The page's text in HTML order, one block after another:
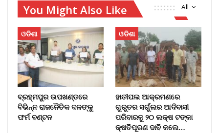
All
You Might Also Like
ଓଡିଶା
ବ୍ରହ୍ମପୁର ଉପଖଣ୍ଡରେ
ବିଭିନ୍ନ ରାଜନୈତିକ ଦଳଙ୍କୁ
ଫର୍ମ ବଣ୍ଟନ
ଓଡିଶା
ହାତୀପଲ ଆକ୍ରମଣରେ
ଗୁରୁତର ସର୍ଗୁଲର ଆଦିବାସୀ
ପରିବାରକୁ ୨୦ ଲକ୍ଷ ଟଙ୍କା
କ୍ଷତିପୂରଣ ଦାବି କଲେ…